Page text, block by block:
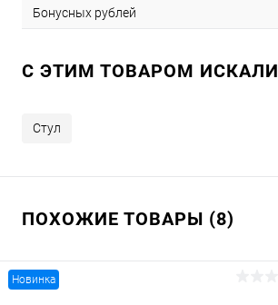
Бонусных рублей
C ЭТИМ ТОВАРОМ ИСКАЛИ
Стул
ПОХОЖИЕ ТОВАРЫ (8)
Новинка